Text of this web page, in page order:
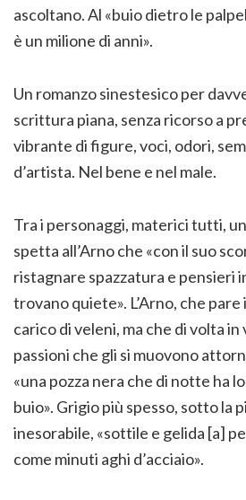
ascoltano. Al «buio dietro le
è un milione di anni».
Un romanzo sinestesico per
scrittura piana, senza ricorso a
vibrante di figure, voci, odori,
d’artista. Nel bene e nel male.
Tra i personaggi, materici tutti,
spetta all’Arno che «con il suo
ristagnare spazzatura e pensieri
trovano quiete». L’Arno, che
carico di veleni, ma che di volta in
passioni che gli si muovono
«una pozza nera che di notte ha
buio». Grigio più spesso, sotto la
inesorabile, «sottile e gelida [a]
come minuti aghi d’acciaio».